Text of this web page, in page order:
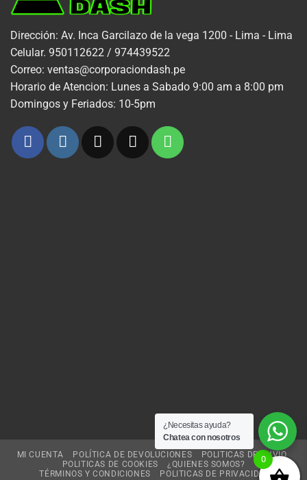
Dirección: Av. Inca Garcilazo de la vega 1200 - Lima - Lima
Celular. 950112622 / 974439522
Correo: ventas@corporaciondash.pe
Horario de Atencion: Lunes a Sabado 9:00 am a 8:00 pm
Domingos y Feriados: 10-5pm
MI CUENTA POLÍTICA DE DEVOLUCIONES
POLITICAS DE ENVIO
POLITICAS DE COOKIES
¿QUIENES SOMOS?
TÉRMINOS Y CONDICIONES
POLITICAS DE PRIVACIDAD
¿Necesitas ayuda?
Chatea con nosotros
0